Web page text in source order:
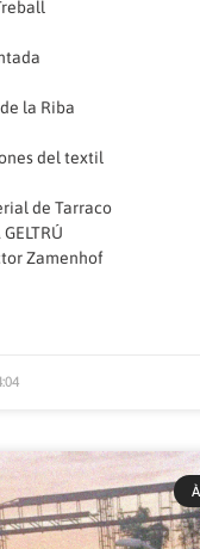
la Riba
del textil
de Tarraco
Zamenhof